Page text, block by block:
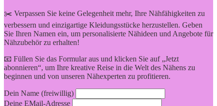
✂️ Verpassen Sie keine Gelegenheit mehr, Ihre Nähfähigkeiten zu
verbessern und einzigartige Kleidungsstücke herzustellen. Geben
Sie Ihren Namen ein, um personalisierte Nähideen und Angebote für
Nähzubehör zu erhalten!
📧 Füllen Sie das Formular aus und klicken Sie auf „Jetzt
abonnieren“, um Ihre kreative Reise in die Welt des Nähens zu
beginnen und von unseren Nähexperten zu profitieren.
Dein Name (freiwillig)
Deine EMail-Adresse